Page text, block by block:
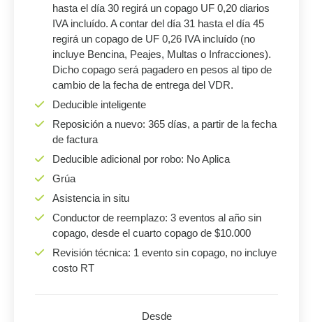
hasta el día 30 regirá un copago UF 0,20 diarios
IVA incluído. A contar del día 31 hasta el día 45
regirá un copago de UF 0,26 IVA incluído (no
incluye Bencina, Peajes, Multas o Infracciones).
Dicho copago será pagadero en pesos al tipo de
cambio de la fecha de entrega del VDR.
Deducible inteligente
Reposición a nuevo: 365 días, a partir de la fecha
de factura
Deducible adicional por robo: No Aplica
Grúa
Asistencia in situ
Conductor de reemplazo: 3 eventos al año sin
copago, desde el cuarto copago de $10.000
Revisión técnica: 1 evento sin copago, no incluye
costo RT
Desde